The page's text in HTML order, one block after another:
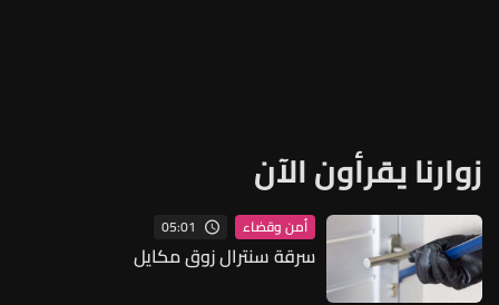
زوارنا يقرأون الآن
أمن وقضاء 05:01
سرقة سنترال زوق مكايل